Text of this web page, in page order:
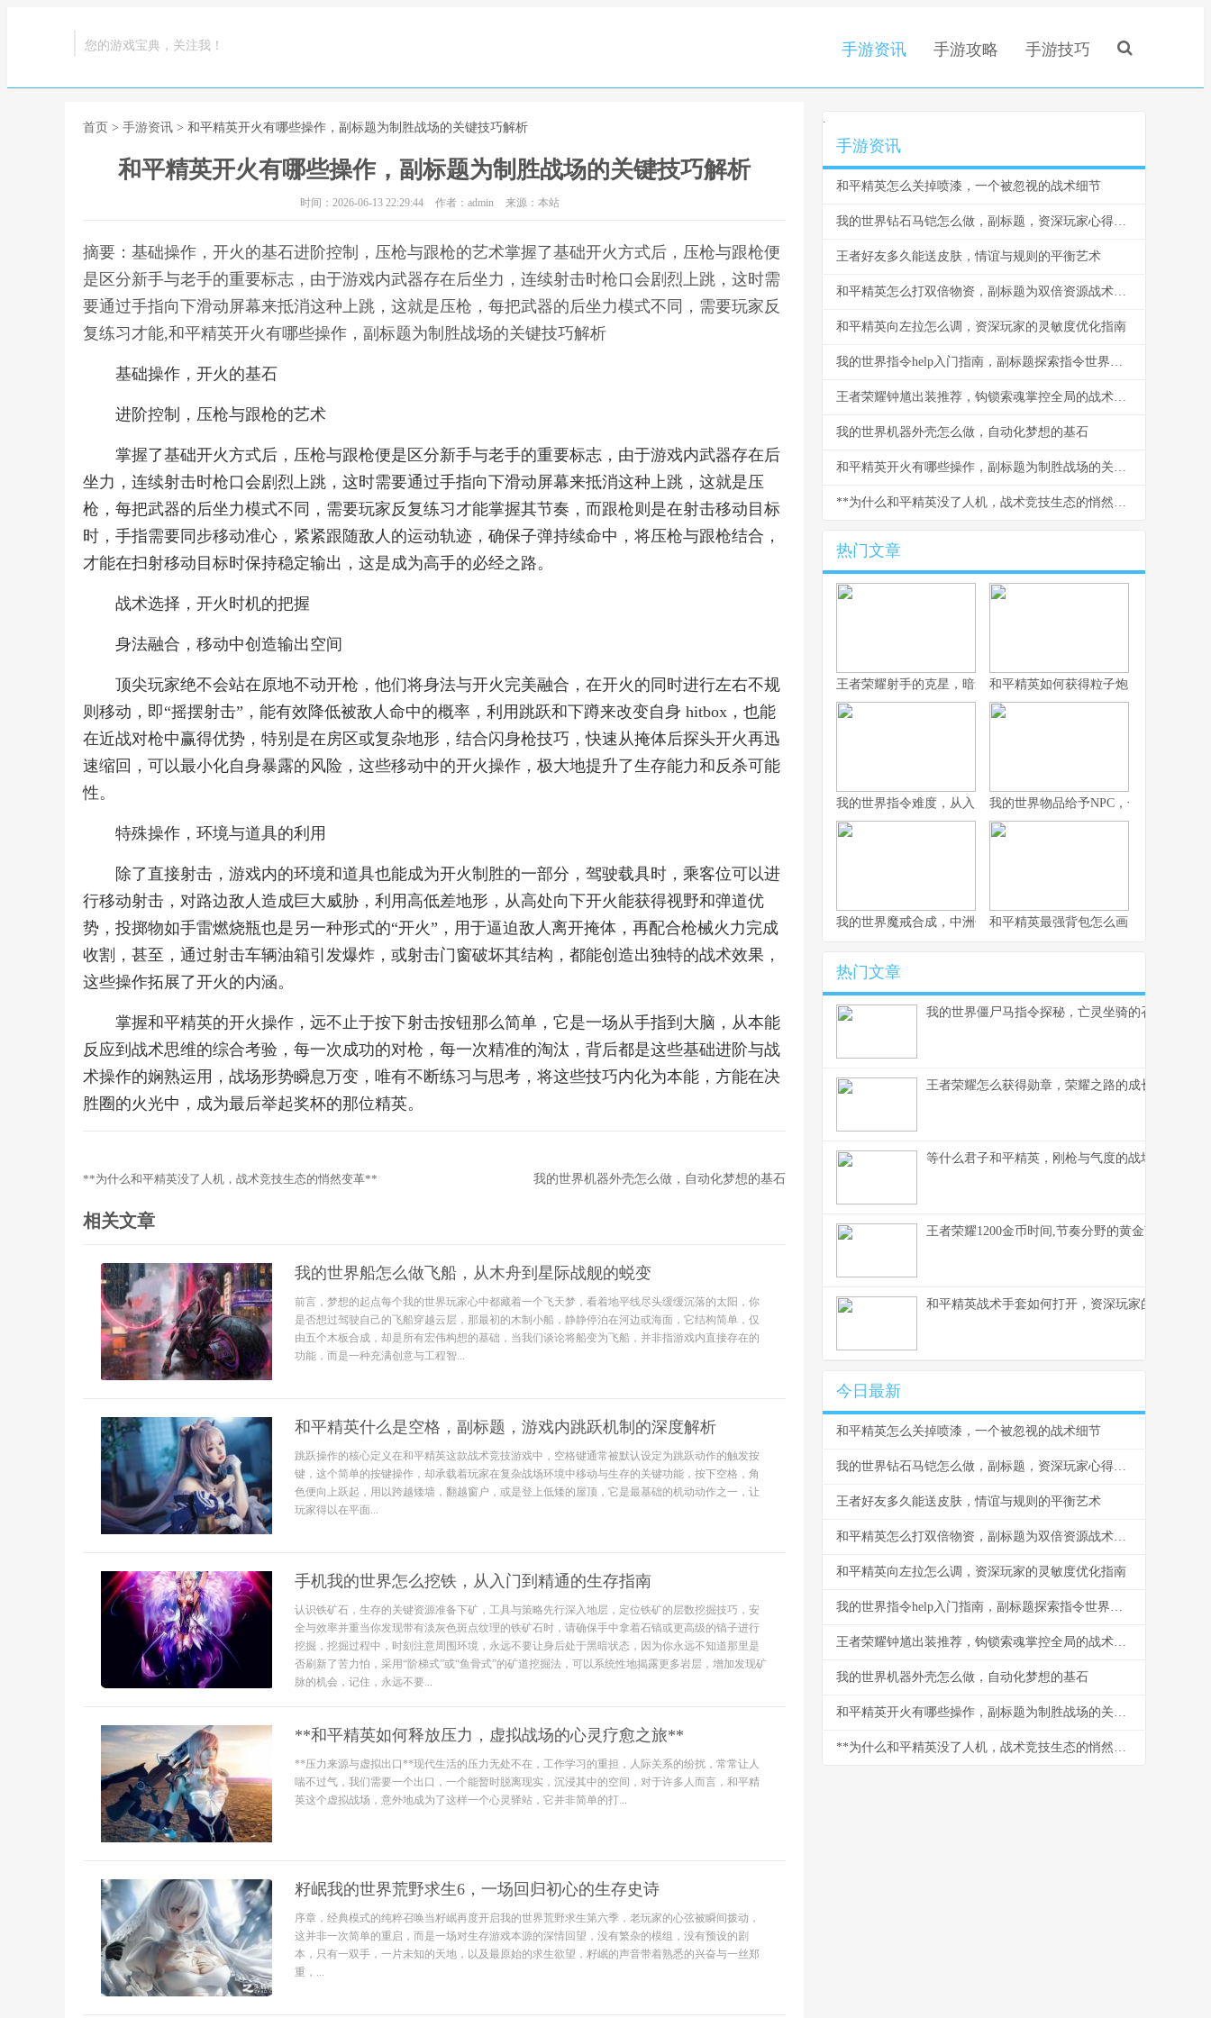
您的游戏宝典，关注我！ 手游资讯 手游攻略 手游技巧
首页 > 手游资讯 > 和平精英开火有哪些操作，副标题为制胜战场的关键技巧解析
和平精英开火有哪些操作，副标题为制胜战场的关键技巧解析
时间：2026-06-13 22:29:44 作者：admin 来源：本站
摘要：基础操作，开火的基石进阶控制，压枪与跟枪的艺术掌握了基础开火方式后，压枪与跟枪便
是区分新手与老手的重要标志，由于游戏内武器存在后坐力，连续射击时枪口会剧烈上跳，这时需
要通过手指向下滑动屏幕来抵消这种上跳，这就是压枪，每把武器的后坐力模式不同，需要玩家反
复练习才能,和平精英开火有哪些操作，副标题为制胜战场的关键技巧解析
基础操作，开火的基石
进阶控制，压枪与跟枪的艺术
掌握了基础开火方式后，压枪与跟枪便是区分新手与老手的重要标志，由于游戏内武器存在后
坐力，连续射击时枪口会剧烈上跳，这时需要通过手指向下滑动屏幕来抵消这种上跳，这就是压
枪，每把武器的后坐力模式不同，需要玩家反复练习才能掌握其节奏，而跟枪则是在射击移动目标
时，手指需要同步移动准心，紧紧跟随敌人的运动轨迹，确保子弹持续命中，将压枪与跟枪结合，
才能在扫射移动目标时保持稳定输出，这是成为高手的必经之路。
战术选择，开火时机的把握
身法融合，移动中创造输出空间
顶尖玩家绝不会站在原地不动开枪，他们将身法与开火完美融合，在开火的同时进行左右不规
则移动，即“摇摆射击”，能有效降低被敌人命中的概率，利用跳跃和下蹲来改变自身 hitbox，也能
在近战对枪中赢得优势，特别是在房区或复杂地形，结合闪身枪技巧，快速从掩体后探头开火再迅
速缩回，可以最小化自身暴露的风险，这些移动中的开火操作，极大地提升了生存能力和反杀可能
性。
特殊操作，环境与道具的利用
除了直接射击，游戏内的环境和道具也能成为开火制胜的一部分，驾驶载具时，乘客位可以进
行移动射击，对路边敌人造成巨大威胁，利用高低差地形，从高处向下开火能获得视野和弹道优
势，投掷物如手雷燃烧瓶也是另一种形式的“开火”，用于逼迫敌人离开掩体，再配合枪械火力完成
收割，甚至，通过射击车辆油箱引发爆炸，或射击门窗破坏其结构，都能创造出独特的战术效果，
这些操作拓展了开火的内涵。
掌握和平精英的开火操作，远不止于按下射击按钮那么简单，它是一场从手指到大脑，从本能
反应到战术思维的综合考验，每一次成功的对枪，每一次精准的淘汰，背后都是这些基础进阶与战
术操作的娴熟运用，战场形势瞬息万变，唯有不断练习与思考，将这些技巧内化为本能，方能在决
胜圈的火光中，成为最后举起奖杯的那位精英。
**为什么和平精英没了人机，战术竞技生态的悄然变革** 我的世界机器外壳怎么做，自动化梦想的基石
相关文章
我的世界船怎么做飞船，从木舟到星际战舰的蜕变
前言，梦想的起点每个我的世界玩家心中都藏着一个飞天梦，看着地平线尽头缓缓沉落的太阳，你
是否想过驾驶自己的飞船穿越云层，那最初的木制小船，静静停泊在河边或海面，它结构简单，仅
由五个木板合成，却是所有宏伟构想的基础，当我们谈论将船变为飞船，并非指游戏内直接存在的
功能，而是一种充满创意与工程智...
和平精英什么是空格，副标题，游戏内跳跃机制的深度解析
跳跃操作的核心定义在和平精英这款战术竞技游戏中，空格键通常被默认设定为跳跃动作的触发按
键，这个简单的按键操作，却承载着玩家在复杂战场环境中移动与生存的关键功能，按下空格，角
色便向上跃起，用以跨越矮墙，翻越窗户，或是登上低矮的屋顶，它是最基础的机动动作之一，让
玩家得以在平面...
手机我的世界怎么挖铁，从入门到精通的生存指南
认识铁矿石，生存的关键资源准备下矿，工具与策略先行深入地层，定位铁矿的层数挖掘技巧，安
全与效率并重当你发现带有淡灰色斑点纹理的铁矿石时，请确保手中拿着石镐或更高级的镐子进行
挖掘，挖掘过程中，时刻注意周围环境，永远不要让身后处于黑暗状态，因为你永远不知道那里是
否刷新了苦力怕，采用“阶梯式”或“鱼骨式”的矿道挖掘法，可以系统性地揭露更多岩层，增加发现矿
脉的机会，记住，永远不要...
**和平精英如何释放压力，虚拟战场的心灵疗愈之旅**
**压力来源与虚拟出口**现代生活的压力无处不在，工作学习的重担，人际关系的纷扰，常常让人
喘不过气，我们需要一个出口，一个能暂时脱离现实，沉浸其中的空间，对于许多人而言，和平精
英这个虚拟战场，意外地成为了这样一个心灵驿站，它并非简单的打...
籽岷我的世界荒野求生6，一场回归初心的生存史诗
序章，经典模式的纯粹召唤当籽岷再度开启我的世界荒野求生第六季，老玩家的心弦被瞬间拨动，
这并非一次简单的重启，而是一场对生存游戏本源的深情回望，没有繁杂的模组，没有预设的剧
本，只有一双手，一片未知的天地，以及最原始的求生欲望，籽岷的声音带着熟悉的兴奋与一丝郑
重，...
.
手游资讯
和平精英怎么关掉喷漆，一个被忽视的战术细节
我的世界钻石马铠怎么做，副标题，资深玩家心得与详尽步骤指南
王者好友多久能送皮肤，情谊与规则的平衡艺术
和平精英怎么打双倍物资，副标题为双倍资源战术致胜全解析
和平精英向左拉怎么调，资深玩家的灵敏度优化指南
我的世界指令help入门指南，副标题探索指令世界的钥匙
王者荣耀钟馗出装推荐，钩锁索魂掌控全局的战术核心
我的世界机器外壳怎么做，自动化梦想的基石
和平精英开火有哪些操作，副标题为制胜战场的关键技巧解析
**为什么和平精英没了人机，战术竞技生态的悄然变革**
热门文章
王者荣耀射手的克星，暗影中的致命猎手副标题，那些让射手颤抖
和平精英如何获得粒子炮，火力升级的
我的世界指令难度，从入门到精通的奇妙旅程，副标题，探索代码
我的世界物品给予NPC，一场虚拟与情
我的世界魔戒合成，中洲传奇的方块重塑和平精英最强背包怎么画，战术大师的
热门文章
我的世界僵尸马指令探秘，亡灵坐骑的召唤艺术
王者荣耀怎么获得勋章，荣耀之路的成长印记
等什么君子和平精英，刚枪与气度的战场交响
王者荣耀1200金币时间,节奏分野的黄金节点,副标
和平精英战术手套如何打开，资深玩家的战术配件
今日最新
和平精英怎么关掉喷漆，一个被忽视的战术细节
我的世界钻石马铠怎么做，副标题，资深玩家心得与详尽步骤指南
王者好友多久能送皮肤，情谊与规则的平衡艺术
和平精英怎么打双倍物资，副标题为双倍资源战术致胜全解析
和平精英向左拉怎么调，资深玩家的灵敏度优化指南
我的世界指令help入门指南，副标题探索指令世界的钥匙
王者荣耀钟馗出装推荐，钩锁索魂掌控全局的战术核心
我的世界机器外壳怎么做，自动化梦想的基石
和平精英开火有哪些操作，副标题为制胜战场的关键技巧解析
**为什么和平精英没了人机，战术竞技生态的悄然变革**